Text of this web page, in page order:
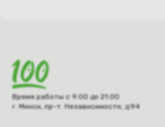
Время работы с 9:00 до 21:00
г. Минск, пр-т. Независимости, д.94